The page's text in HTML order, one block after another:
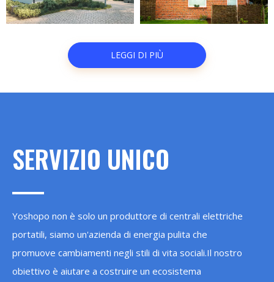
Stoccaggio di
energia
domestica
Stoccaggio di
energia
domestica
LEGGI DI PIÙ
SERVIZIO UNICO
Yoshopo non è solo un produttore di centrali elettriche
portatili, siamo un'azienda di energia pulita che
promuove cambiamenti negli stili di vita sociali.Il nostro
obiettivo è aiutare a costruire un ecosistema